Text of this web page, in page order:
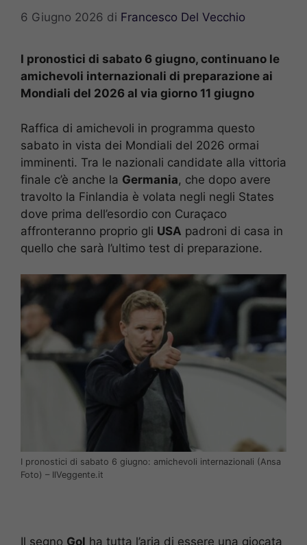
6 Giugno 2026 di Francesco Del Vecchio
I pronostici di sabato 6 giugno, continuano le
amichevoli internazionali di preparazione ai
Mondiali del 2026 al via giorno 11 giugno
Raffica di amichevoli in programma questo
sabato in vista dei Mondiali del 2026 ormai
imminenti. Tra le nazionali candidate alla vittoria
finale c’è anche la Germania, che dopo avere
travolto la Finlandia è volata negli negli States
dove prima dell’esordio con Curaçaco
affronteranno proprio gli USA padroni di casa in
quello che sarà l’ultimo test di preparazione.
I pronostici di sabato 6 giugno: amichevoli internazionali (Ansa
Foto) – IlVeggente.it
Il segno Gol ha tutta l’aria di essere una giocata